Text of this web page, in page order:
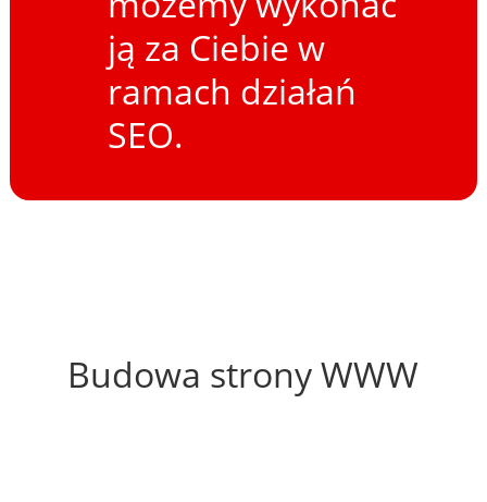
ją za Ciebie w
ramach działań
SEO.
Budowa strony WWW